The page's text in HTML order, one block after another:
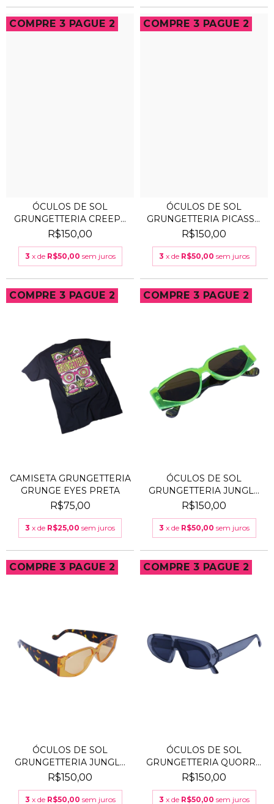
COMPRE 3 PAGUE 2
ÓCULOS DE SOL
GRUNGETTERIA CREEPY
PRATA
R$150,00
3 x de R$50,00 sem juros
COMPRE 3 PAGUE 2
ÓCULOS DE SOL
GRUNGETTERIA PICASSO
VINHO
R$150,00
3 x de R$50,00 sem juros
COMPRE 3 PAGUE 2
CAMISETA GRUNGETTERIA
GRUNGE EYES PRETA
R$75,00
3 x de R$25,00 sem juros
COMPRE 3 PAGUE 2
ÓCULOS DE SOL
GRUNGETTERIA JUNGLE
VERDE
R$150,00
3 x de R$50,00 sem juros
COMPRE 3 PAGUE 2
ÓCULOS DE SOL
GRUNGETTERIA JUNGLE
LARANJ...
R$150,00
3 x de R$50,00 sem juros
COMPRE 3 PAGUE 2
ÓCULOS DE SOL
GRUNGETTERIA QUORRA
PRETA
R$150,00
3 x de R$50,00 sem juros